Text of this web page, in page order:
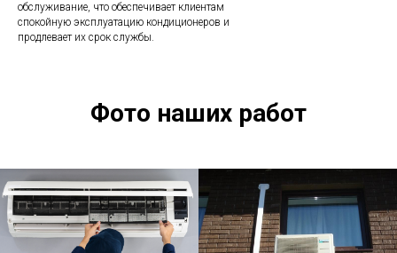
обслуживание, что обеспечивает клиентам
спокойную эксплуатацию кондиционеров и
продлевает их срок службы.
Фото наших работ